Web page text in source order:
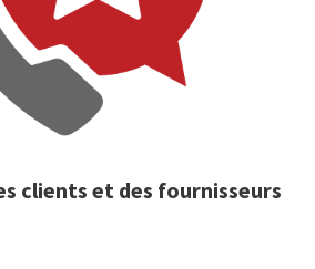
clients et des fournisseurs